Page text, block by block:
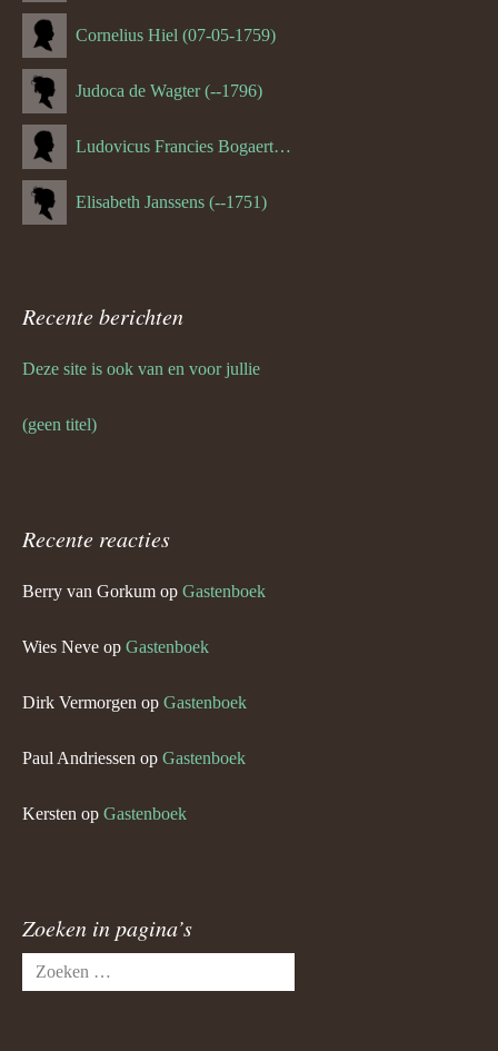
Cornelius Hiel (07-05-1759)
Judoca de Wagter (--1796)
Ludovicus Francies Bogaert (--1825)
Elisabeth Janssens (--1751)
Recente berichten
Deze site is ook van en voor jullie
(geen titel)
Recente reacties
Berry van Gorkum op Gastenboek
Wies Neve op Gastenboek
Dirk Vermorgen op Gastenboek
Paul Andriessen op Gastenboek
Kersten op Gastenboek
Zoeken in pagina’s
Zoeken
naar: